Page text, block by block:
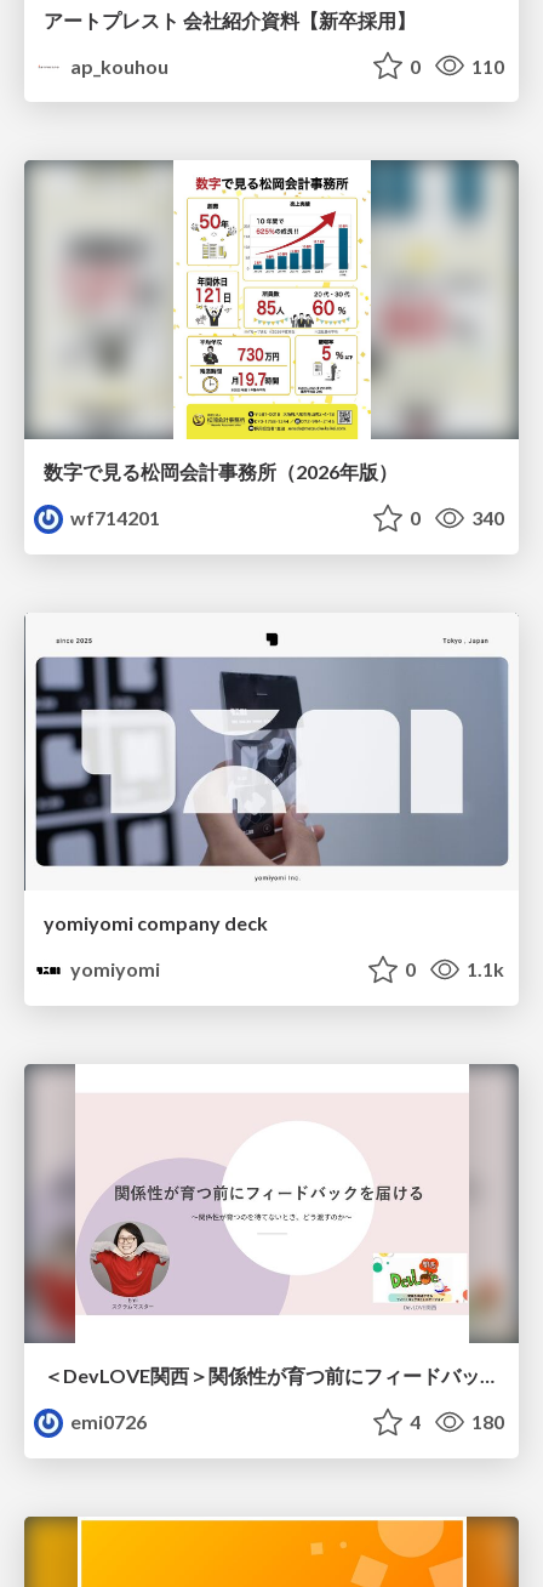
アートプレスト 会社紹介資料【新卒採用】
ap_kouhou
0 110
数字で見る松岡会計事務所（2026年版）
wf714201
0 340
yomiyomi company deck
yomiyomi
0 1.1k
emi0726
4 180